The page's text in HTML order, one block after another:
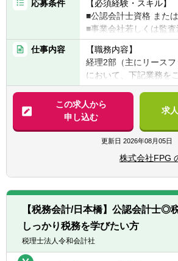
応募条件
【必須経験・スキル】
■公認会計士資格 また
■事業会社若しくは監
会計事務所等での経理
■法人税・消費税等に
験
■チームの成長を導く
ーシップ経験
【歓迎経験・スキル】
■税務申告書作成やＳ
■業務・事務処理に関
ール活用による業務効
【求める人物像】
■自発的に業務を推進
て高い意識を持つ方
■業務効率の向上に関し
に取り組むことができる
仕事内容
【職務内容】
経理2部（主にリースフ
において、下記業務を
【具体的には】
■本型オペレーティン
会社（SPC）に関する
らず、会社設立から投
税務申告に至るまで）
■チームメンバーの指
管理を通じた組織体制
■新規金融商品の組成
関する管理業務の推進
【仕事の魅力】
■業容拡大中の上場企業
場）で、専門性を高め
この求人から
申し込む
求
更新日 2026年08月05日
株式会社FPG
【税務会計/日本橋】公認会計士◎
しっかり税務を学びたい方
税理士法人令和会計社